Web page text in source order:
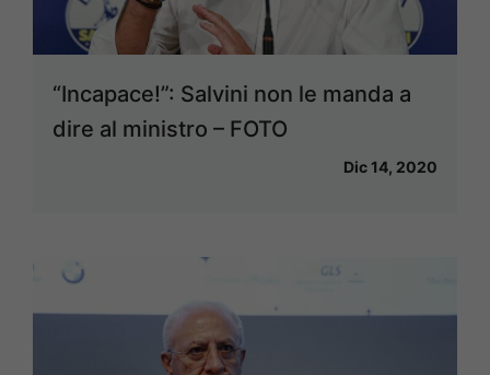
“Incapace!”: Salvini non le manda a
dire al ministro – FOTO
Dic 14, 2020